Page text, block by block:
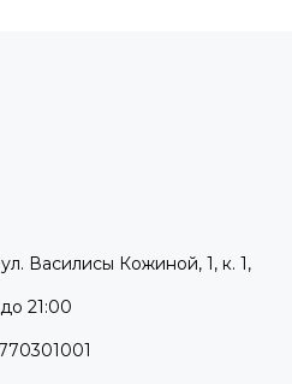
Василисы Кожиной, 1, к. 1,
21:00